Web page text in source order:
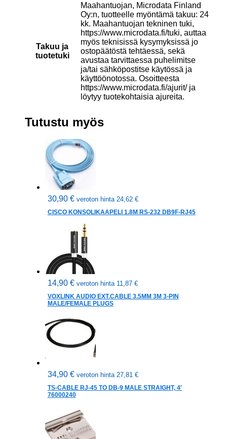
Takuu ja
tuotetuki
Maahantuojan, Microdata Finland
Oy:n, tuotteelle myöntämä takuu: 24
kk. Maahantuojan tekninen tuki,
https://www.microdata.fi/tuki, auttaa
myös teknisissä kysymyksissä jo
ostopäätöstä tehtäessä, sekä
avustaa tarvittaessa puhelimitse
ja/tai sähköpostitse käytössä ja
käyttöönotossa. Osoitteesta
https://www.microdata.fi/ajurit/ ja
löytyy tuotekohtaisia ajureita.
Tutustu myös
30,90 € veroton hinta 24,62 €
CISCO KONSOLIKAAPELI 1.8M RS-232 DB9F-RJ45
14,90 € veroton hinta 11,87 €
VOXLINK AUDIO EXT.CABLE 3.5MM 3M 3-PIN
MALE/FEMALE PLUGS
34,90 € veroton hinta 27,81 €
TS-CABLE RJ-45 TO DB-9 MALE STRAIGHT, 4′
76000240